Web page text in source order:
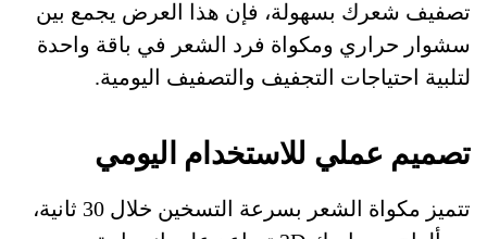
تصفيف شعرك بسهولة، فإن هذا العرض يجمع بين
سشوار حراري ومكواة فرد الشعر في باقة واحدة
لتلبية احتياجات التجفيف والتصفيف اليومية.
تصميم عملي للاستخدام اليومي
تتميز مكواة الشعر بسرعة التسخين خلال 30 ثانية،